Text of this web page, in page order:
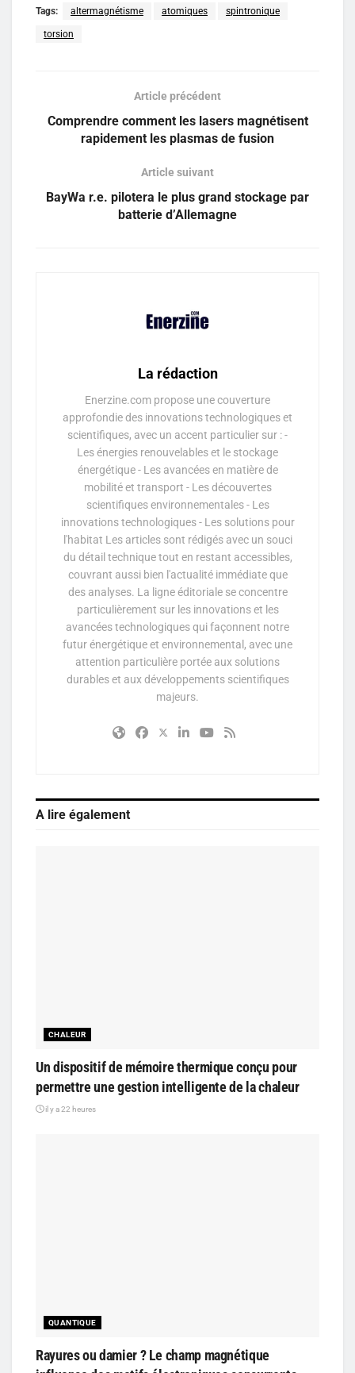
Tags: altermagnétisme atomiques spintronique
torsion
Article précédent
Comprendre comment les lasers magnétisent
rapidement les plasmas de fusion
Article suivant
BayWa r.e. pilotera le plus grand stockage par
batterie d’Allemagne
La rédaction
Enerzine.com propose une couverture
approfondie des innovations technologiques et
scientifiques, avec un accent particulier sur : -
Les énergies renouvelables et le stockage
énergétique - Les avancées en matière de
mobilité et transport - Les découvertes
scientifiques environnementales - Les
innovations technologiques - Les solutions pour
l'habitat Les articles sont rédigés avec un souci
du détail technique tout en restant accessibles,
couvrant aussi bien l'actualité immédiate que
des analyses. La ligne éditoriale se concentre
particulièrement sur les innovations et les
avancées technologiques qui façonnent notre
futur énergétique et environnemental, avec une
attention particulière portée aux solutions
durables et aux développements scientifiques
majeurs.
A lire également
CHALEUR
Un dispositif de mémoire thermique conçu pour
permettre une gestion intelligente de la chaleur
il y a 22 heures
QUANTIQUE
Rayures ou damier ? Le champ magnétique